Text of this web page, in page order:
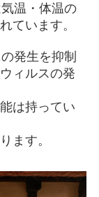
温・体温の
ています。
発生を抑制
ィルスの発
は持ってい
ます。